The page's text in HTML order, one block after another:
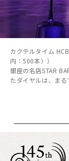
カクテルタイム
内：500本〉）
銀座の名店STAR
たダイヤルは、まる